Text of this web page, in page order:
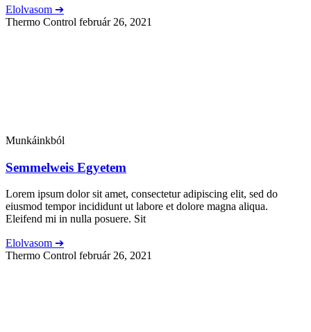
Elolvasom ➔
Thermo Control február 26, 2021
Munkáinkból
Semmelweis Egyetem
Lorem ipsum dolor sit amet, consectetur adipiscing elit, sed do
eiusmod tempor incididunt ut labore et dolore magna aliqua.
Eleifend mi in nulla posuere. Sit
Elolvasom ➔
Thermo Control február 26, 2021